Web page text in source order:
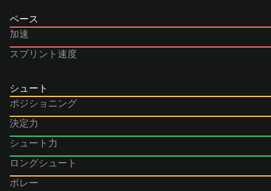
ペース
加速
スプリント速度
シュート
ポジショニング
決定力
シュート力
ロングシュート
ボレー